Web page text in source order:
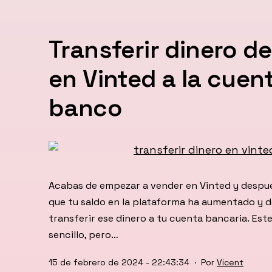
Transferir dinero
en Vinted a la
banco
Acabas de empezar a vender en Vinted y
que tu saldo en la plataforma ha aumentado y
transferir ese dinero a tu cuenta bancaria.
sencillo, pero…
Publicada
15 de febrero de 2024 - 22:43:34 Por Vicent